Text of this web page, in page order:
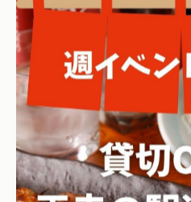
王寺駅周辺の居酒屋では、曜
充実している点が大きな魅力
を変え、仕事帰りや友人との
ど、さまざまなシーンに合わ
ています。例えば、月曜日は
は交流イベントなど、日常に
ています。これにより、いつ
き、毎回異なる楽しみ方が可